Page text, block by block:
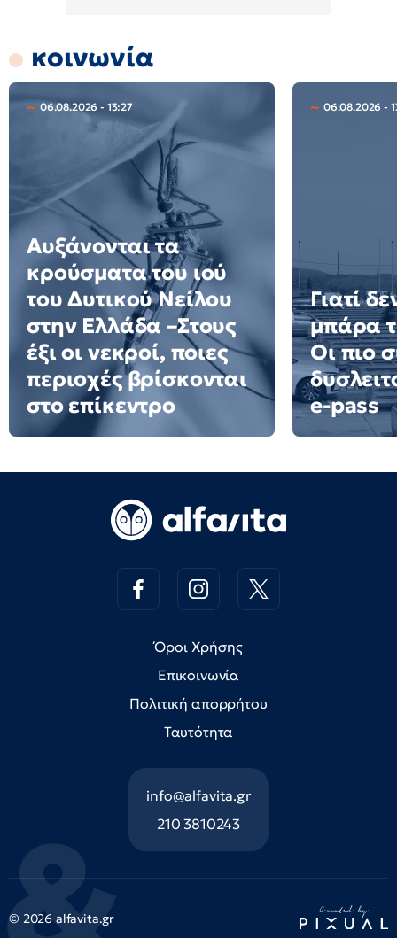
κοινωνία
06.08.2026 - 13:27
Αυξάνονται τα
κρούσματα του ιού
του Δυτικού Νείλου
στην Ελλάδα –Στους
έξι οι νεκροί, ποιες
περιοχές βρίσκονται
στο επίκεντρο
06.08.2026 -
Γιατί
μπάρα
Οι πιο
e-pass
Όροι Χρήσης
Επικοινωνία
Πολιτική απορρήτου
Ταυτότητα
info@alfavita.gr
210 3810243
© 2026 alfavita.gr